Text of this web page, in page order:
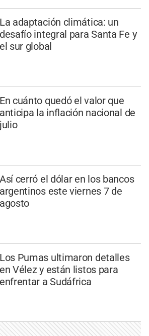
La adaptación climática: un
desafío integral para Santa Fe y
el sur global
En cuánto quedó el valor que
anticipa la inflación nacional de
julio
Así cerró el dólar en los bancos
argentinos este viernes 7 de
agosto
Los Pumas ultimaron detalles
en Vélez y están listos para
enfrentar a Sudáfrica